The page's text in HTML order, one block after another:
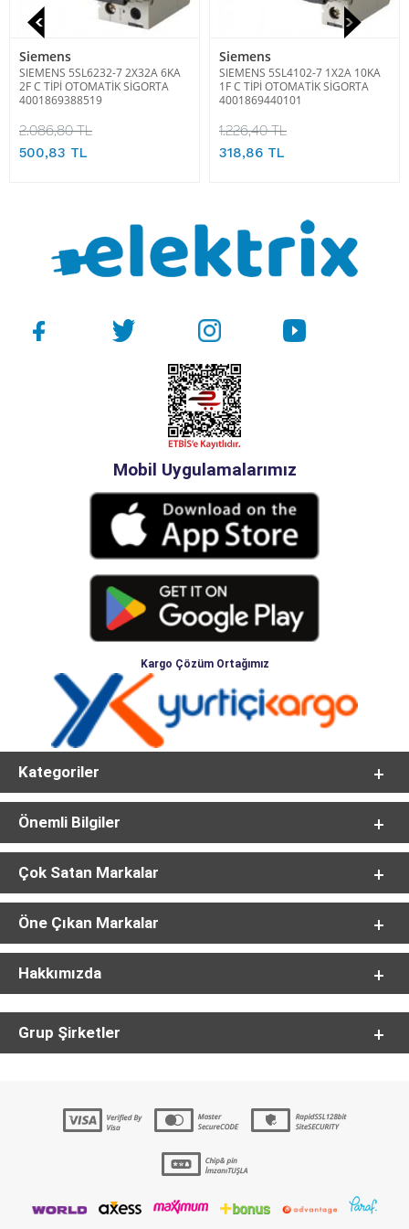
Siemens
SIEMENS 5SL6232-7 2X32A 6KA
2F C TİPİ OTOMATİK SİGORTA
4001869388519
2.086,80 TL
500,83 TL
Siemens
SIEMENS 5SL4102-7 1X2A 10KA
1F C TİPİ OTOMATİK SİGORTA
4001869440101
1.226,40 TL
318,86 TL
Mobil Uygulamalarımız
Kargo Çözüm Ortağımız
Kategoriler
Önemli Bilgiler
Çok Satan Markalar
Öne Çıkan Markalar
Hakkımızda
Grup Şirketler